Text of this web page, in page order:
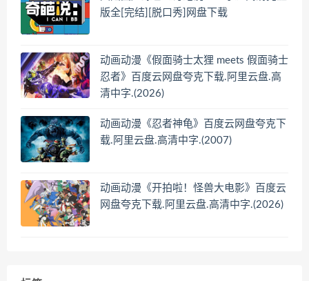
版全[完结][脱口秀]网盘下载
动画动漫《假面骑士太狸 meets 假面骑士
忍者》百度云网盘夸克下载.阿里云盘.高
清中字.(2026)
动画动漫《忍者神龟》百度云网盘夸克下
载.阿里云盘.高清中字.(2007)
动画动漫《开拍啦！怪兽大电影》百度云
网盘夸克下载.阿里云盘.高清中字.(2026)